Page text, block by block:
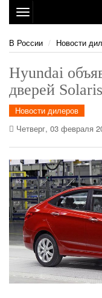
Toggle
navigation
В России
Новости
Hyundai
дверей Solaris
Новости дилеров
Четверг, 03 февраля